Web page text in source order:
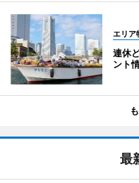
エリア
連休
ント
最